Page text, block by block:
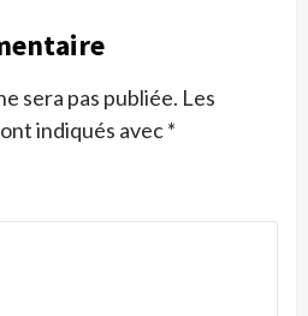
sera pas publiée. Les
indiqués avec*